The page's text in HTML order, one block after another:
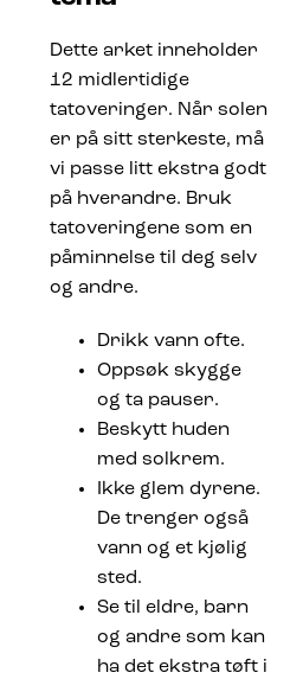
Dette arket inneholder
12 midlertidige
tatoveringer. Når solen
er på sitt sterkeste, må
vi passe litt ekstra godt
på hverandre. Bruk
tatoveringene som en
påminnelse til deg selv
og andre.
Drikk vann ofte.
Oppsøk skygge
og ta pauser.
Beskytt huden
med solkrem.
Ikke glem dyrene.
De trenger også
vann og et kjølig
sted.
Se til eldre, barn
og andre som kan
ha det ekstra tøft i